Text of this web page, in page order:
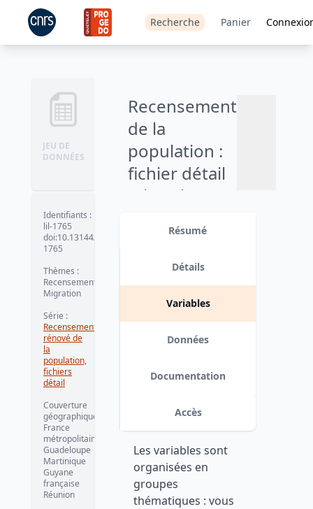
Recherche Panier
JEU DE
DONNÉES
Recensement
de la
population :
fichier détail
migrations
des individus
département
de résidence
actuelle et
résidence
Identifiants :
lil-1765
doi:10.13144/lil-
1765
Thèmes :
Recensement
Migration
Série :
Recensement
rénové de
la
population,
fichiers
détail
Couverture
géographique
France
métropolitaine
Guadeloupe
Martinique
Guyane
française
Réunion
Résumé
Détails
Variables
Données
Documentation
Accès
Les variables sont
organisées en
groupes
thématiques : vous